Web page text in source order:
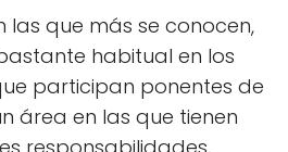
las que más se conocen,
habitual en los
participan ponentes de
área en las que tienen